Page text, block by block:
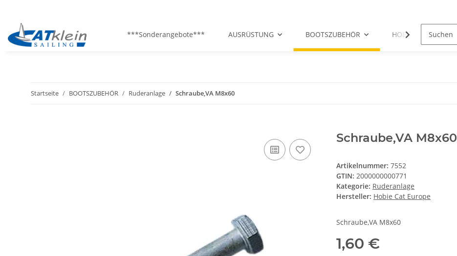
***Sonderangebote*** AUSRÜSTUNG BOOTSZUBEHÖR HOBIE-ERSATZTEILE
Startseite BOOTSZUBEHÖR Ruderanlage Schraube,VA M8x60
Schraube,VA M8x60
Artikelnummer: 7552
GTIN: 2000000000771
Kategorie: Ruderanlage
Hersteller: Hobie Cat Europe
Schraube,VA M8x60
1,60 €